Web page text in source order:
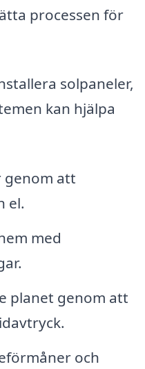
processen för
solpaneler,
kan hjälpa
genom att
el.
med
planet genom att
och